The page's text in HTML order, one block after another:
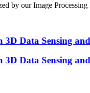
by our Image
Data Sensing
Data Sensing